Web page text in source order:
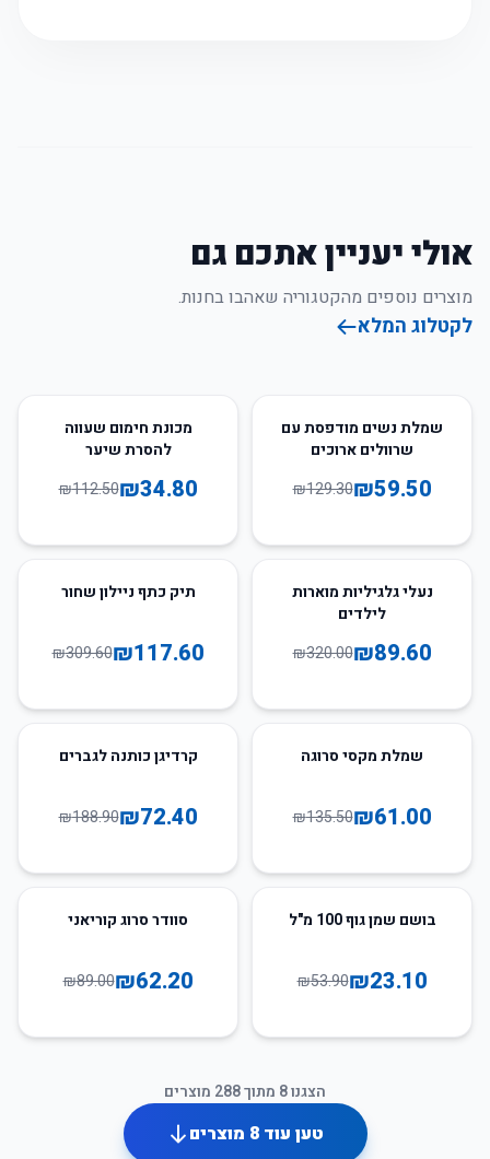
אולי יעניין אתכם גם
מוצרים נוספים מהקטגוריה שאהבו בחנות.
לקטלוג המלא
54
שמלת נשים מודפסת עם
שרוולים ארוכים
₪59.50
₪129.30
מכונת חימום שעווה
להסרת שיער
₪34.80
₪112.50
72נעלי גלגיליות מוארות
לילדים
₪89.60
₪320.00
תיק כתף ניילון שחור
₪117.60
₪309.60
שמלת מקסי סרוגה
₪61.00
₪135.50
62קרדיגן כותנה לגברים
₪72.40
₪188.90
57
בושם שמן גוף 100 מ"ל
₪23.10
₪53.90
סוודר סרוג קוריאני
₪62.20
₪89.00
הצגנו8 מתוך288 מוצרים
טען עוד8 מוצרים